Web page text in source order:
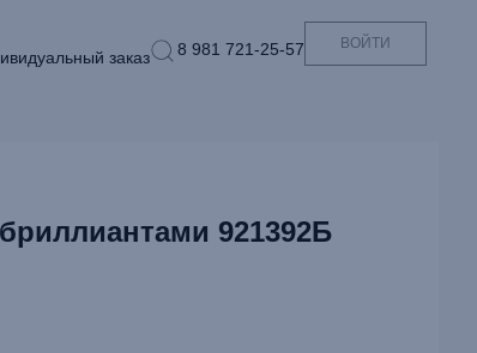
заказ 8 981 721-25-57 ВОЙТИ
921392Б